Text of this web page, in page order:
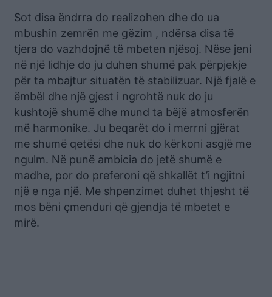
Sot disa ëndrra do realizohen dhe do ua
mbushin zemrën me gëzim , ndërsa disa të
tjera do vazhdojnë të mbeten njësoj. Nëse jeni
në një lidhje do ju duhen shumë pak përpjekje
për ta mbajtur situatën të stabilizuar. Një fjalë e
ëmbël dhe një gjest i ngrohtë nuk do ju
kushtojë shumë dhe mund ta bëjë atmosferën
më harmonike. Ju beqarët do i merrni gjërat
me shumë qetësi dhe nuk do kërkoni asgjë me
ngulm. Në punë ambicia do jetë shumë e
madhe, por do preferoni që shkallët t’i ngjitni
një e nga një. Me shpenzimet duhet thjesht të
mos bëni çmenduri që gjendja të mbetet e
mirë.